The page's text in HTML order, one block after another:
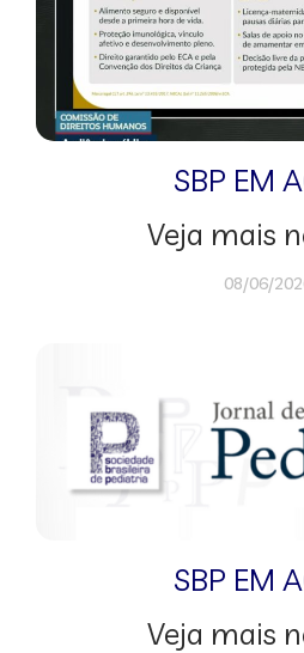
SBP EM
Veja mais
08/06/
SBP EM
Veja mais